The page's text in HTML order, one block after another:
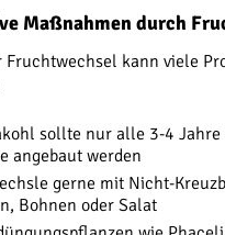
Maßnahmen durch
Fruchtwechsel kann viele
sollte nur alle 3-4 Jahre
angebaut werden
gerne mit Nicht-
Bohnen oder Salat